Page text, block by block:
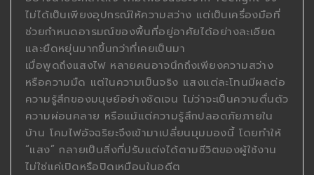
ไม่ได้เป็นเพียงอุปกรณ์ให้ความสว่าง แต่เป็นเครื่องมือที่
ช่วยกำหนดอารมณ์ของพื้นที่อยู่อาศัยได้อย่างละเอียด
และยืดหยุ่นมากขึ้นกว่าที่เคยเป็นมา
เมื่อพูดถึงแสงไฟ หลายคนอาจนึกถึงเพียงความสว่าง
หรือความมืด แต่ในความเป็นจริง แสงแต่ละโทนมีผลต่อ
ความรู้สึกของมนุษย์อย่างชัดเจน ไม่ว่าจะเป็นความตื่นตัว
ความผ่อนคลาย หรือแม้แต่ความรู้สึกปลอดภัยภายใน
บ้าน โคมไฟอัจฉริยะจึงเข้ามาเปลี่ยนมุมมองนี้ โดยทำให้
“แสง” กลายเป็นสิ่งที่ปรับแต่งได้ตามชีวิตของผู้ใช้งาน
ไม่ใช่แค่เปิดหรือปิดเหมือนในอดีต